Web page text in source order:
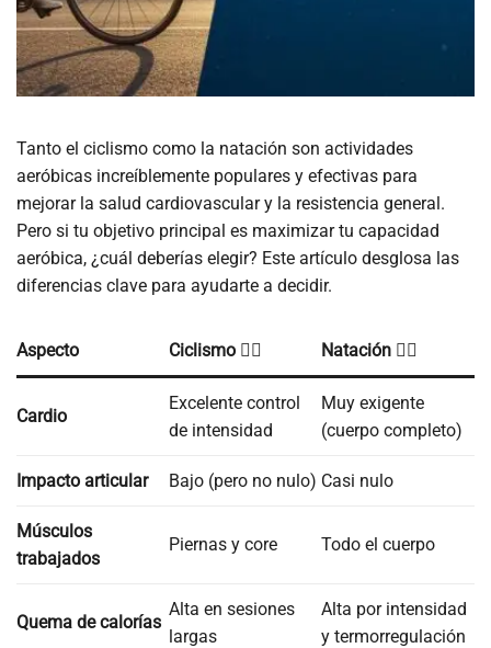
Tanto el ciclismo como la natación son actividades
aeróbicas increíblemente populares y efectivas para
mejorar la salud cardiovascular y la resistencia general.
Pero si tu objetivo principal es maximizar tu capacidad
aeróbica, ¿cuál deberías elegir? Este artículo desglosa las
diferencias clave para ayudarte a decidir.
Aspecto Ciclismo 🚴‍♂️ Natación 🏊‍♀️
Cardio
Excelente control
de intensidad
Muy exigente
(cuerpo completo)
Impacto articular Bajo (pero no nulo) Casi nulo
Músculos
trabajados
Piernas y core Todo el cuerpo
Quema de calorías
Alta en sesiones
largas
Alta por intensidad
y termorregulación